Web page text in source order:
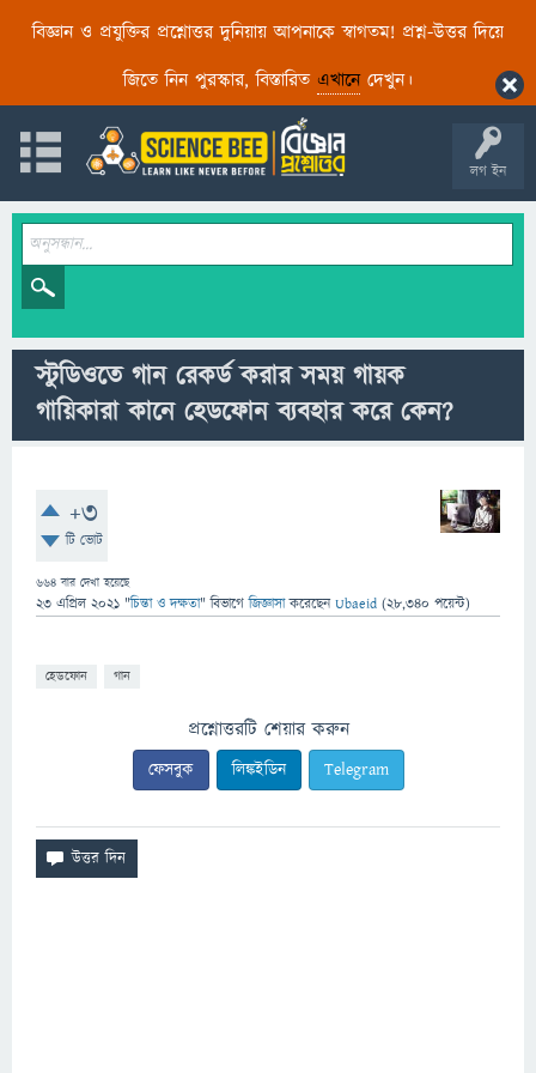
বিজ্ঞান ও প্রযুক্তির প্রশ্নোত্তর দুনিয়ায় আপনাকে স্বাগতম! প্রশ্ন-উত্তর দিয়ে
জিতে নিন পুরস্কার, বিস্তারিত এখানেদেখুন।
লগ ইন
স্টুডিওতে গান রেকর্ড করার সময় গায়ক
গায়িকারা কানে হেডফোন ব্যবহার করে কেন?
+3
টি ভোট
664 বার দেখা হয়েছে
23 এপ্রিল 2021 "চিন্তা ও দক্ষতা" বিভাগে জিজ্ঞাসাকরেছেনUbaeid (28,340 পয়েন্ট)
হেডফোন গান
প্রশ্নোত্তরটি শেয়ার করুন
ফেসবুক লিঙ্কইডিন Telegram